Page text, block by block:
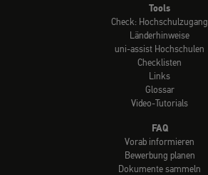
Tools
Check: Hochschulzugang
Länderhinweise
uni-assist Hochschulen
Checklisten
Links
Glossar
Video-Tutorials
FAQ
Vorab informieren
Bewerbung planen
Dokumente sammeln